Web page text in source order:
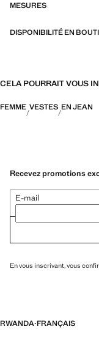
MESURES
DISPONIBILITÉ EN
CELA POURRAIT VOUS
FEMME VESTES EN JEAN
Recevez promotions
E-mail
En vous inscrivant, vous
RWANDA·FRANÇAIS